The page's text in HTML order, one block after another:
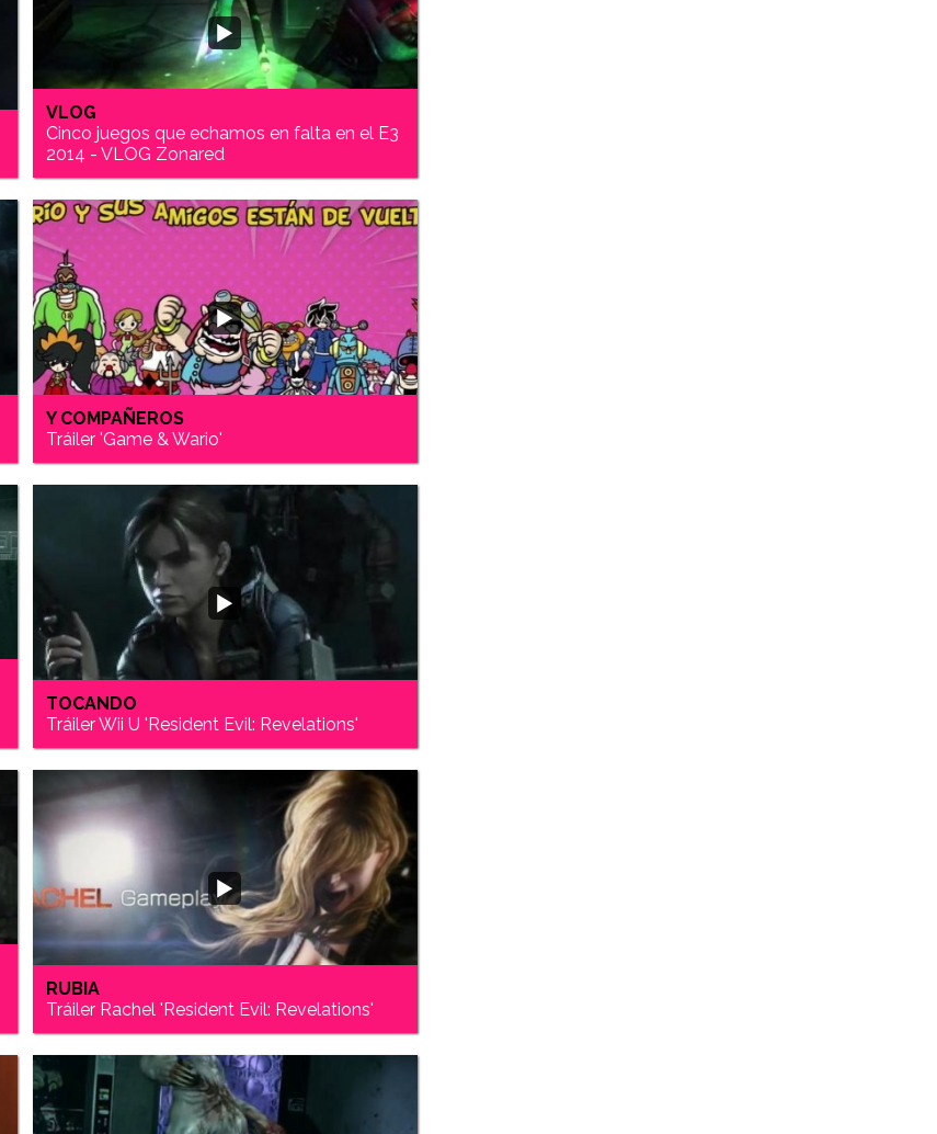
VLOG
Cinco juegos que echamos en falta en el E3
2014 - VLOG Zonared
Y COMPAÑEROS
Tráiler 'Game & Wario'
TOCANDO
Tráiler Wii U 'Resident Evil: Revelations'
RUBIA
Tráiler Rachel 'Resident Evil: Revelations'